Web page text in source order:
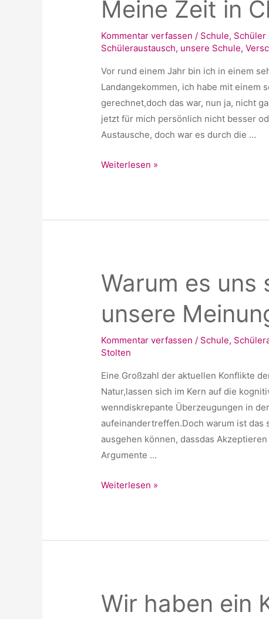
Meine Zeit in
Kommentar verfassen / Schule, Schüler
Schüleraustausch, unsere Schule,
Vor rund einem Jahr bin ich in einem
Landangekommen, ich habe mit einem
gerechnet,doch das war, nun ja, nicht
jetzt für mich persönlich nicht besser
Austausche, doch war es durch die …
Meine
Weiterlesen »
Warum es
unsere
Kommentar verfassen / Schule,
Stolten
Eine Großzahl der aktuellen Konflikte
Natur,lassen sich im Kern auf die
wenndiskrepante Überzeugungen in
aufeinandertreffen.Doch warum ist das
ausgehen können, dassdas
Argumente …
Warum
Meinung
zu
Weiterlesen »
Wir haben ein